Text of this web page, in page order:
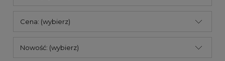
Cena: (wybierz)
Nowość: (wybierz)